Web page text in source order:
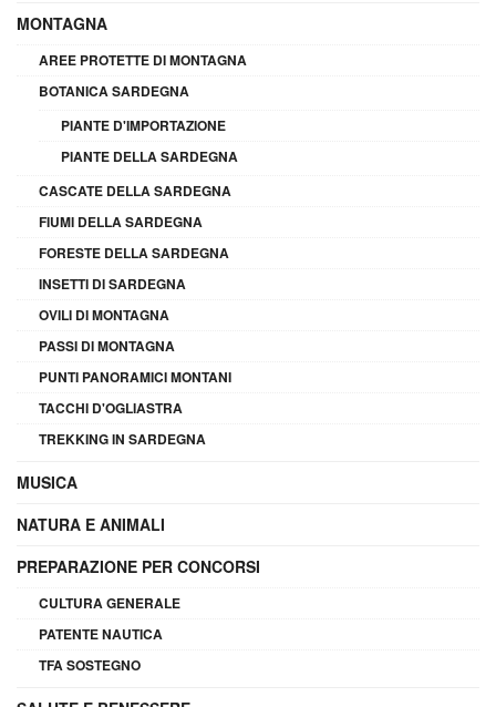
MONTAGNA
AREE PROTETTE DI MONTAGNA
BOTANICA SARDEGNA
PIANTE D'IMPORTAZIONE
PIANTE DELLA SARDEGNA
CASCATE DELLA SARDEGNA
FIUMI DELLA SARDEGNA
FORESTE DELLA SARDEGNA
INSETTI DI SARDEGNA
OVILI DI MONTAGNA
PASSI DI MONTAGNA
PUNTI PANORAMICI MONTANI
TACCHI D'OGLIASTRA
TREKKING IN SARDEGNA
MUSICA
NATURA E ANIMALI
PREPARAZIONE PER CONCORSI
CULTURA GENERALE
PATENTE NAUTICA
TFA SOSTEGNO